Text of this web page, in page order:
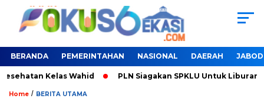
BERANDA PEMERINTAHAN NASIONAL DAERAH
Kelas Wahid PLN Siagakan SPKLU Untuk Liburan Nataru
Home / BERITA UTAMA